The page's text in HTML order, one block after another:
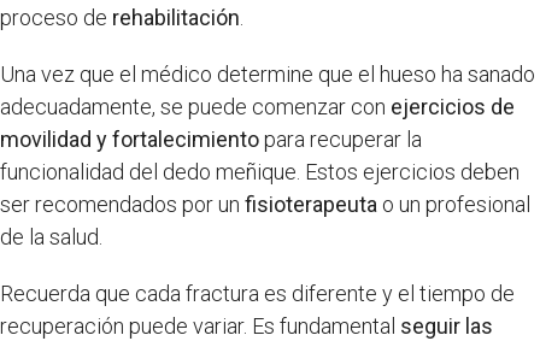
proceso de rehabilitación.
Una vez que el médico determine que el hueso ha sanado
adecuadamente, se puede comenzar con ejercicios de
movilidad y fortalecimientopara recuperar la
funcionalidad del dedo meñique. Estos ejercicios deben
ser recomendados por un fisioterapeuta o un profesional
de la salud.
Recuerda que cada fractura es diferente y el tiempo de
recuperación puede variar. Es fundamental seguir las